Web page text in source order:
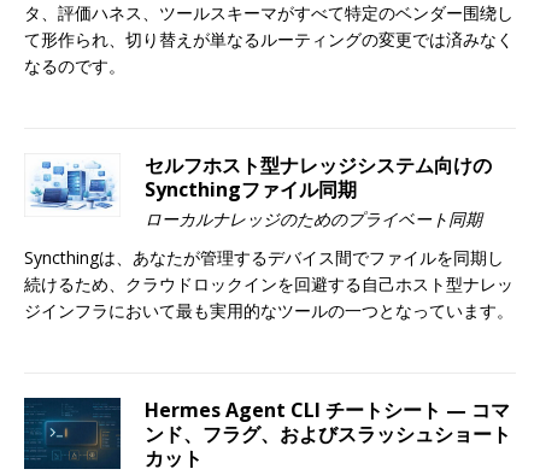
タ、評価ハネス、ツールスキーマがすべて特定のベンダー围绕し
て形作られ、切り替えが単なるルーティングの変更では済みなく
なるのです。
セルフホスト型ナレッジシステム向けの
Syncthingファイル同期
ローカルナレッジのためのプライベート同期
Syncthingは、あなたが管理するデバイス間でファイルを同期し
続けるため、クラウドロックインを回避する自己ホスト型ナレッ
ジインフラにおいて最も実用的なツールの一つとなっています。
Hermes Agent CLI チートシート — コマ
ンド、フラグ、およびスラッシュショート
カット